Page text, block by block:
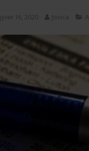
јуни 16, 2020 Jovica